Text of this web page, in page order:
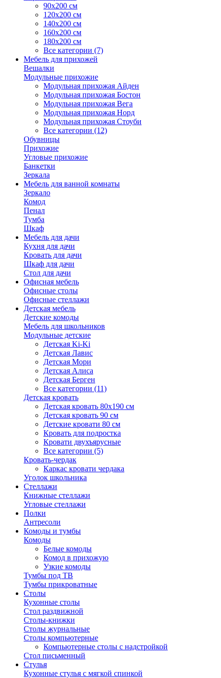
90х200 см
120х200 см
140х200 см
160х200 см
180х200 см
Все категории (7)
Мебель для прихожей
Вешалки
Модульные прихожие
Модульная прихожая Айден
Модульная прихожая Бостон
Модульная прихожая Вега
Модульная прихожая Норд
Модульная прихожая Стоуби
Все категории (12)
Обувницы
Прихожие
Угловые прихожие
Банкетки
Зеркала
Мебель для ванной комнаты
Зеркало
Комод
Пенал
Тумба
Шкаф
Мебель для дачи
Кухня для дачи
Кровать для дачи
Шкаф для дачи
Стол для дачи
Офисная мебель
Офисные столы
Офисные стеллажи
Детская мебель
Детские комоды
Мебель для школьников
Модульные детские
Детская Ki-Ki
Детская Лавис
Детская Мори
Детская Алиса
Детская Берген
Все категории (11)
Детская кровать
Детская кровать 80х190 см
Детская кровать 90 см
Детские кровати 80 см
Кровать для подростка
Кровати двухъярусные
Все категории (5)
Кровать-чердак
Каркас кровати чердака
Уголок школьника
Стеллажи
Книжные стеллажи
Угловые стеллажи
Полки
Антресоли
Комоды и тумбы
Комоды
Белые комоды
Комод в прихожую
Узкие комоды
Тумбы под ТВ
Тумбы прикроватные
Столы
Кухонные столы
Стол раздвижной
Столы-книжки
Столы журнальные
Столы компьютерные
Компьютерные столы с надстройкой
Стол письменный
Стулья
Кухонные стулья с мягкой спинкой